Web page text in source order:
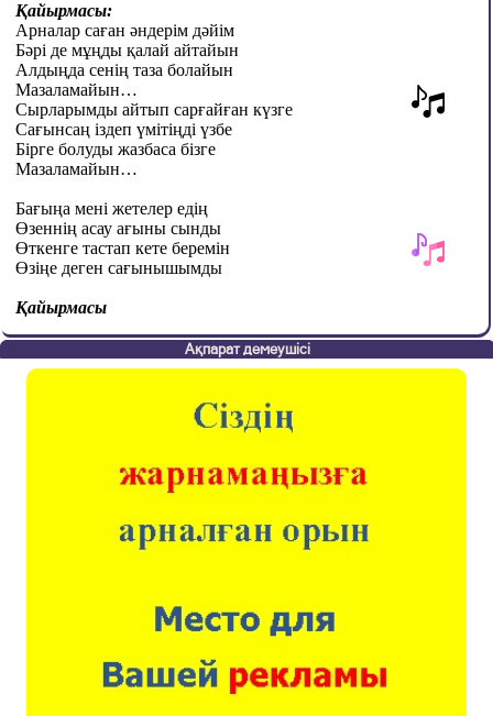
Қайырмасы:
Арналар саған әндерім дәйім
Бәрі де мұңды қалай айтайын
Алдыңда сенің таза болайын
Мазаламайын…
Сырларымды айтып сарғайған күзге
Сағынсаң іздеп үмітіңді үзбе
Бірге болуды жазбаса бізге
Мазаламайын…
Бағыңа мені жетелер едің
Өзеннің асау ағыны сынды
Өткенге тастап кете беремін
Өзіңе деген сағынышымды
Қайырмасы
Ақпарат демеушісі